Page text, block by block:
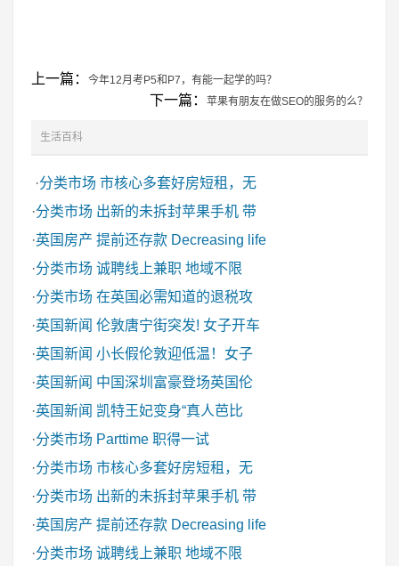
上一篇： 今年12月考P5和P7，有能一起学的吗？
下一篇： 苹果有朋友在做SEO的服务的么？
生活百科
·分类市场 市核心多套好房短租，无
·分类市场 出新的未拆封苹果手机 带
·英国房产 提前还存款 Decreasing life
·分类市场 诚聘线上兼职 地域不限
·分类市场 在英国必需知道的退税攻
·英国新闻 伦敦唐宁街突发! 女子开车
·英国新闻 小长假伦敦迎低温！女子
·英国新闻 中国深圳富豪登场英国伦
·英国新闻 凯特王妃变身“真人芭比
·分类市场 Parttime 职得一试
·分类市场 市核心多套好房短租，无
·分类市场 出新的未拆封苹果手机 带
·英国房产 提前还存款 Decreasing life
·分类市场 诚聘线上兼职 地域不限